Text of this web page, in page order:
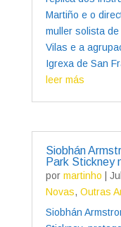
Martiño e o
muller solista
Vilas e a
Igrexa de San
leer más
Siobhán
Park Stickney
por martinho
Novas, Outras
Siobhán